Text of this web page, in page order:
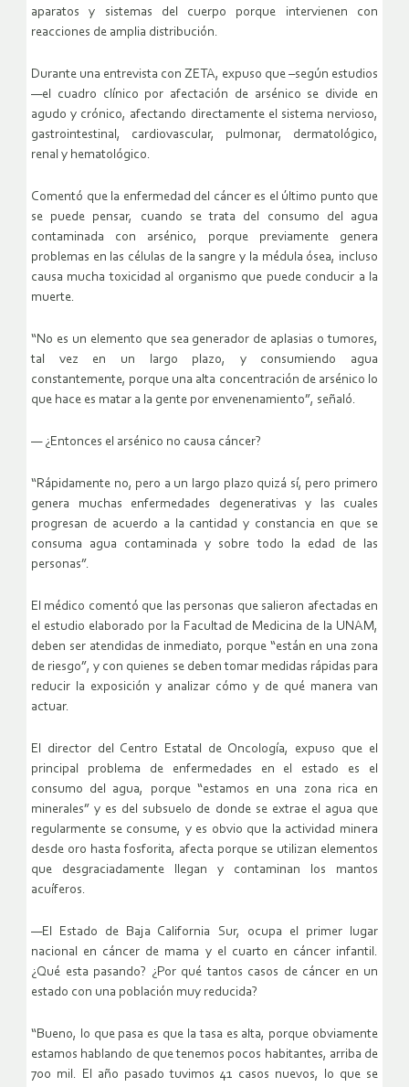
aparatos y sistemas del cuerpo porque intervienen con
reacciones de amplia distribución.
Durante una entrevista con ZETA, expuso que –según estudios
—el cuadro clínico por afectación de arsénico se divide en
agudo y crónico, afectando directamente el sistema nervioso,
gastrointestinal, cardiovascular, pulmonar, dermatológico,
renal y hematológico.
Comentó que la enfermedad del cáncer es el último punto que
se puede pensar, cuando se trata del consumo del agua
contaminada con arsénico, porque previamente genera
problemas en las células de la sangre y la médula ósea, incluso
causa mucha toxicidad al organismo que puede conducir a la
muerte.
“No es un elemento que sea generador de aplasias o tumores,
tal vez en un largo plazo, y consumiendo agua
constantemente, porque una alta concentración de arsénico lo
que hace es matar a la gente por envenenamiento”, señaló.
— ¿Entonces el arsénico no causa cáncer?
“Rápidamente no, pero a un largo plazo quizá sí, pero primero
genera muchas enfermedades degenerativas y las cuales
progresan de acuerdo a la cantidad y constancia en que se
consuma agua contaminada y sobre todo la edad de las
personas”.
El médico comentó que las personas que salieron afectadas en
el estudio elaborado por la Facultad de Medicina de la UNAM,
deben ser atendidas de inmediato, porque “están en una zona
de riesgo”, y con quienes se deben tomar medidas rápidas para
reducir la exposición y analizar cómo y de qué manera van
actuar.
El director del Centro Estatal de Oncología, expuso que el
principal problema de enfermedades en el estado es el
consumo del agua, porque “estamos en una zona rica en
minerales” y es del subsuelo de donde se extrae el agua que
regularmente se consume, y es obvio que la actividad minera
desde oro hasta fosforita, afecta porque se utilizan elementos
que desgraciadamente llegan y contaminan los mantos
acuíferos.
—El Estado de Baja California Sur, ocupa el primer lugar
nacional en cáncer de mama y el cuarto en cáncer infantil.
¿Qué esta pasando? ¿Por qué tantos casos de cáncer en un
estado con una población muy reducida?
“Bueno, lo que pasa es que la tasa es alta, porque obviamente
estamos hablando de que tenemos pocos habitantes, arriba de
700 mil. El año pasado tuvimos 41 casos nuevos, lo que se